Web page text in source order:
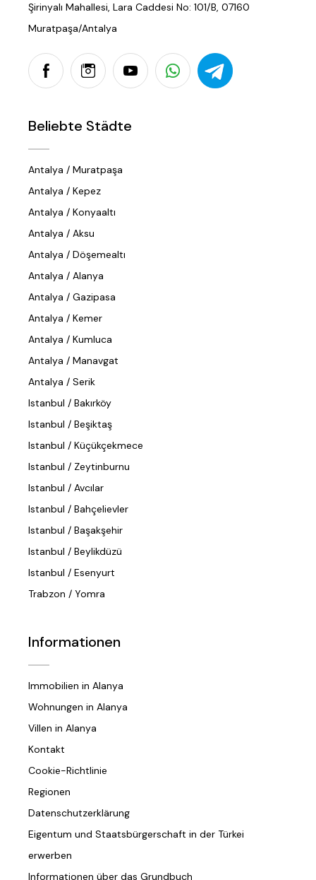
Şirinyalı Mahallesi, Lara Caddesi No: 101/B, 07160
Muratpaşa/Antalya
Beliebte Städte
Antalya / Muratpaşa
Antalya / Kepez
Antalya / Konyaaltı
Antalya / Aksu
Antalya / Döşemealtı
Antalya / Alanya
Antalya / Gazipasa
Antalya / Kemer
Antalya / Kumluca
Antalya / Manavgat
Antalya / Serik
Istanbul / Bakırköy
Istanbul / Beşiktaş
Istanbul / Küçükçekmece
Istanbul / Zeytinburnu
Istanbul / Avcılar
Istanbul / Bahçelievler
Istanbul / Başakşehir
Istanbul / Beylikdüzü
Istanbul / Esenyurt
Trabzon / Yomra
Informationen
Immobilien in Alanya
Wohnungen in Alanya
Villen in Alanya
Kontakt
Cookie-Richtlinie
Regionen
Datenschutzerklärung
Eigentum und Staatsbürgerschaft in der Türkei
erwerben
Informationen über das Grundbuch